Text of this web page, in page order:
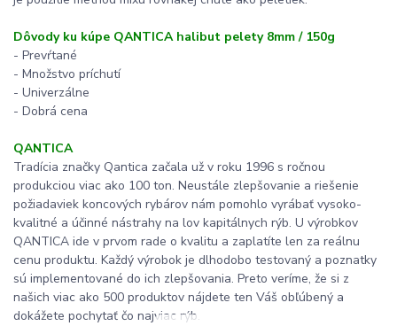
Dôvody ku kúpe QANTICA halibut pelety 8mm / 150g
- Prevŕtané
- Množstvo príchutí
- Univerzálne
- Dobrá cena
QANTICA
Tradícia značky Qantica začala už v roku 1996 s ročnou
produkciou viac ako 100 ton. Neustále zlepšovanie a riešenie
požiadaviek koncových rybárov nám pomohlo vyrábať vysoko-
kvalitné a účinné nástrahy na lov kapitálnych rýb. U výrobkov
QANTICA ide v prvom rade o kvalitu a zaplatíte len za reálnu
cenu produktu. Každý výrobok je dlhodobo testovaný a poznatky
sú implementované do ich zlepšovania. Preto veríme, že si z
našich viac ako 500 produktov nájdete ten Váš obľúbený a
dokážete pochytať čo najviac rýb.